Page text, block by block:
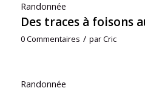
Randonnée
Des traces à foisons
0 Commentaires / parCric
Randonnée